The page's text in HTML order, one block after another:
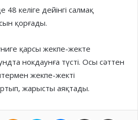
келіге дейінгі салмақ
қорғады.
қарсы жекпе-жекте
нокдаунға түсті. Осы сәттен
жекпе-жекті
жарысты аяқтады.